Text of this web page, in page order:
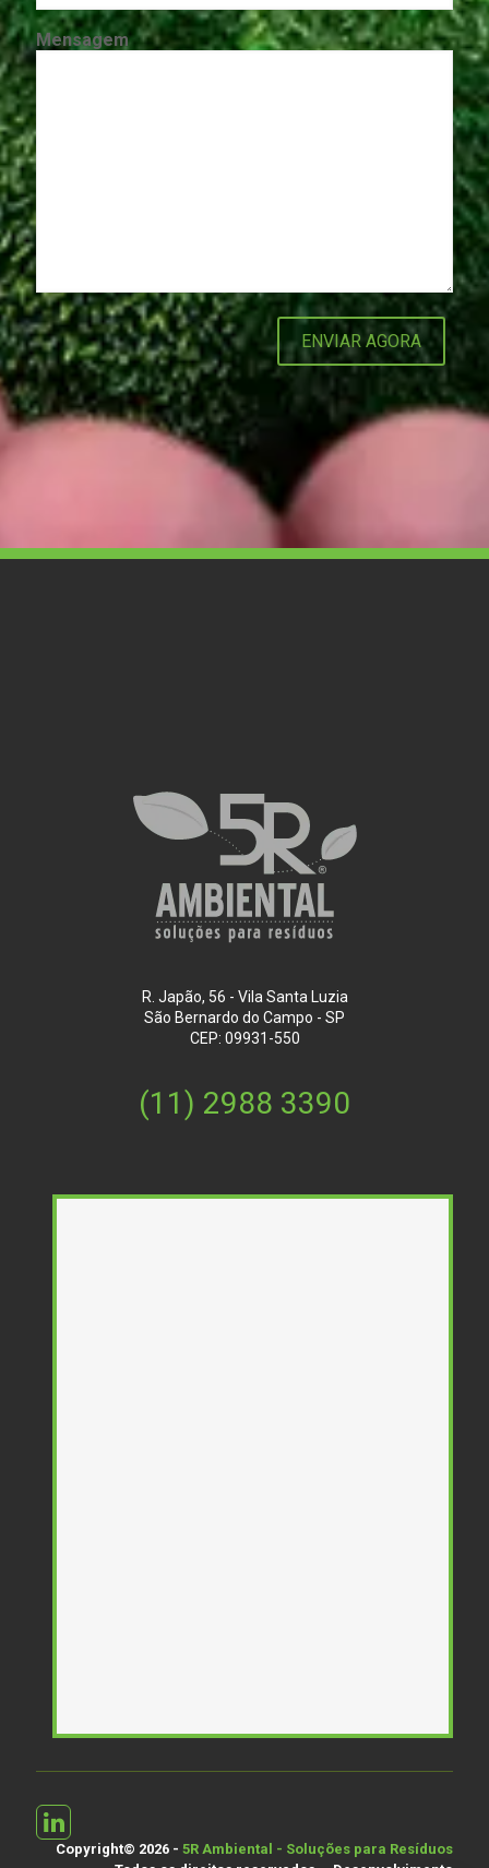
Mensagem
R. Japão, 56 - Vila Santa Luzia
São Bernardo do Campo - SP
CEP: 09931-550
(11) 2988 3390
Copyright© 2026 - 5R Ambiental - Soluções para Resíduos